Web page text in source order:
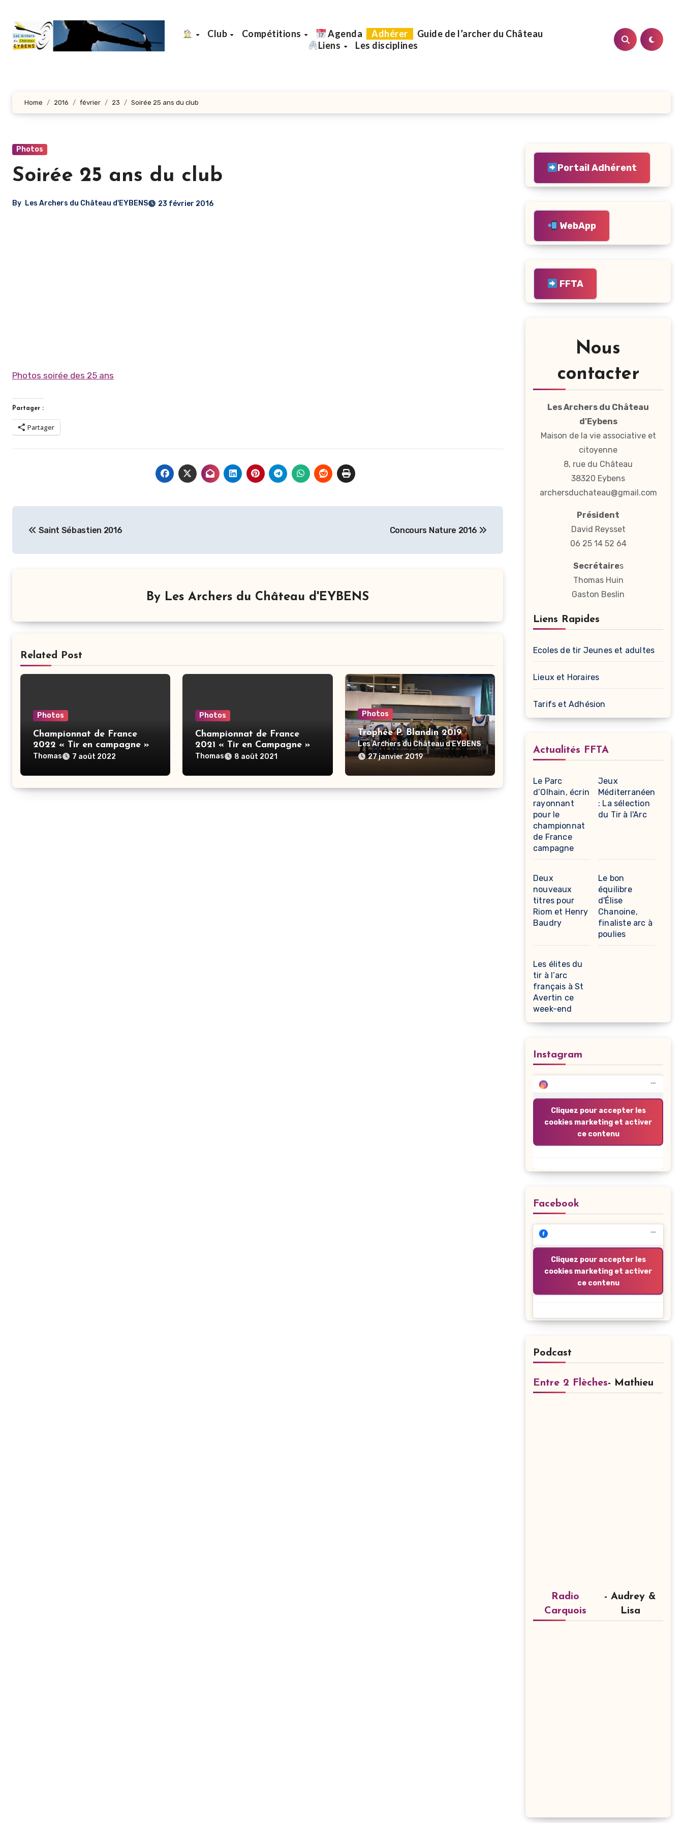
contenu
principal
Club Compétitions Agenda Adhérer
Guide de l’archer du Château
Liens
Les disciplines
Home 2016 février 23 Soirée 25 ans du club
Photos
Soirée 25 ans du club
By Les Archers du Château d'EYBENS 23 février 2016
Photos soirée des 25 ans
Partager :
Partager
de
l’article
Saint Sébastien 2016 Concours Nature 2016
By Les Archers du Château d'EYBENS
Related Post
Photos
Championnat de France
2022 « Tir en campagne »
Thomas 7 août 2022
Photos
Championnat de France
2021 « Tir en Campagne »
Thomas 8 août 2021
Photos
Trophée P. Blandin 2019
Les Archers du Château d'EYBENS
27 janvier 2019
Portail Adhérent
WebApp
FFTA
Nous
contacter
Les Archers du Château
d'Eybens
Maison de la vie associative et
citoyenne
8, rue du Château
38320 Eybens
archersduchateau@gmail.com
Président
David Reysset
06 25 14 52 64
Secrétaires
Thomas Huin
Gaston Beslin
Liens Rapides
Ecoles de tir Jeunes et adultes
Lieux et Horaires
Tarifs et Adhésion
Actualités FFTA
Le Parc
d’Olhain, écrin
rayonnant
pour le
championnat
de France
campagne
Jeux
Méditerranéens
: La sélection
du Tir à l'Arc
Deux
nouveaux
titres pour
Riom et Henry
Baudry
Le bon
équilibre
d'Élise
Chanoine,
finaliste arc à
poulies
Les élites du
tir à l’arc
français à St
Avertin ce
week-end
Instagram
Cliquez pour accepter les
cookies marketing et activer
ce contenu
Facebook
Cliquez pour accepter les
cookies marketing et activer
ce contenu
Podcast
Entre 2 Flèches- Mathieu
Radio
Carquois
- Audrey &
Lisa